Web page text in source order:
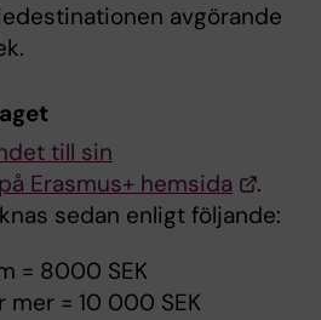
avgörande
till sin
Erasmus+ hemsida
.
sedan enligt följande:
= 8000 SEK
= 10 000 SEK